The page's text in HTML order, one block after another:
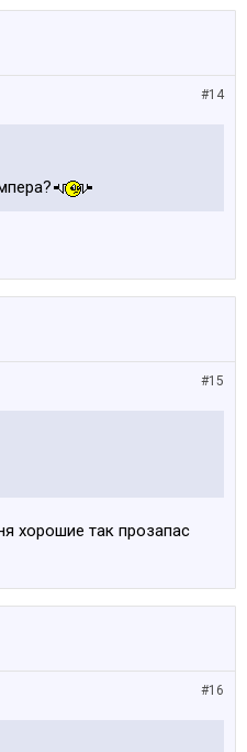
#14
#15
хорошие так прозапас
#16